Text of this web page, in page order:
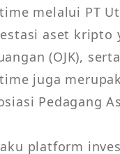
melalui PT
aset kripto
(OJK),
juga
Pedagang
platform